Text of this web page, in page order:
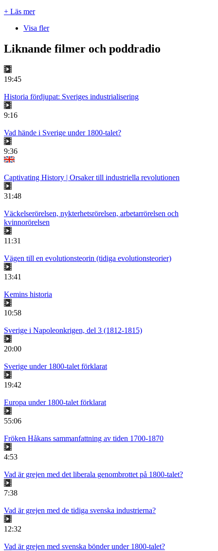
+ Läs mer
Visa fler
Liknande filmer och poddradio
19:45
Historia fördjupat: Sveriges industrialisering
9:16
Vad hände i Sverige under 1800-talet?
9:36
Captivating History | Orsaker till industriella revolutionen
31:48
Väckelserörelsen, nykterhetsrörelsen, arbetarrörelsen och
kvinnorörelsen
11:31
Vägen till en evolutionsteorin (tidiga evolutionsteorier)
13:41
Kemins historia
10:58
Sverige i Napoleonkrigen, del 3 (1812-1815)
20:00
Sverige under 1800-talet förklarat
19:42
Europa under 1800-talet förklarat
55:06
Fröken Håkans sammanfattning av tiden 1700-1870
4:53
Vad är grejen med det liberala genombrottet på 1800-talet?
7:38
Vad är grejen med de tidiga svenska industrierna?
12:32
Vad är grejen med svenska bönder under 1800-talet?